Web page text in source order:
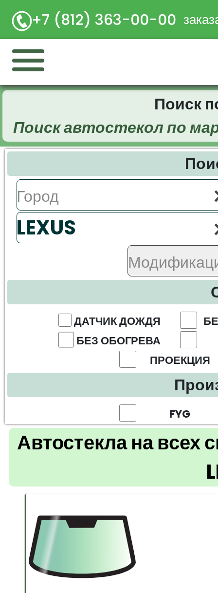
+7 (812) 363-00-00
Поиск
Поиск автостекол по
ДАТЧИК ДОЖДЯ
БЕЗ ОБОГРЕВА
ПРОЕКЦИЯ
FYG
Автостекла на всех